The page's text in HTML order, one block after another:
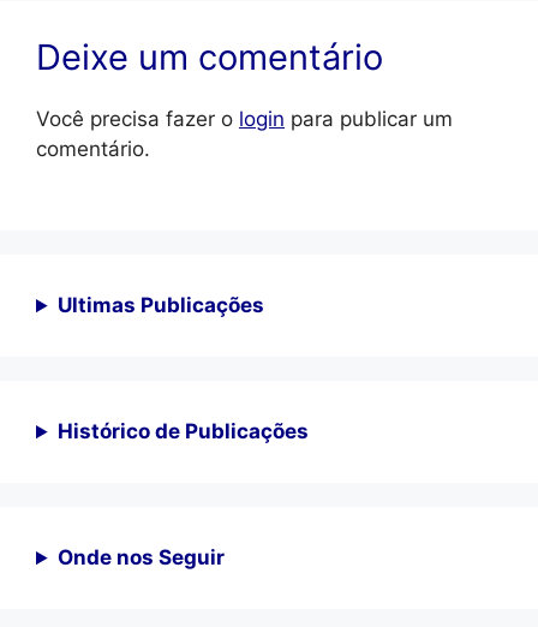
Deixe um comentário
Você precisa fazer o login para publicar um
comentário.
Ultimas Publicações
Histórico de Publicações
Onde nos Seguir